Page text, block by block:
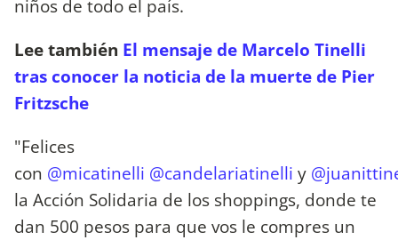
niños de todo el país.
Lee también El mensaje de Marcelo Tinelli
tras conocer la noticia de la muerte de Pier
Fritzsche
"Felices
con @micatinelli @candelariatinelli y
la Acción Solidaria de los shoppings, donde te
dan 500 pesos para que vos le compres un